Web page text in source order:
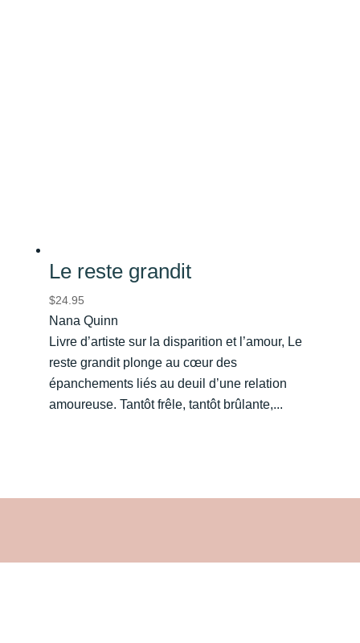
Le reste grandit
$24.95
Nana Quinn
Livre d’artiste sur la disparition et l’amour, Le
reste grandit plonge au cœur des
épanchements liés au deuil d’une relation
amoureuse. Tantôt frêle, tantôt brûlante,...